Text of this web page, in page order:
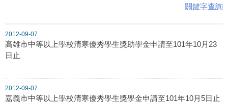
關鍵字查詢
2012-09-07
高雄市中等以上學校清寒優秀學生獎助學金申請至101年10月23
日止
2012-09-07
嘉義市中等以上學校清寒優秀學生獎學金申請至101年10月5日止